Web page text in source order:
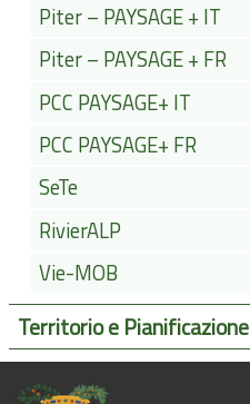
Piter – PAYSAGE + IT
Piter – PAYSAGE + FR
PCC PAYSAGE+ IT
PCC PAYSAGE+ FR
SeTe
RivierALP
Vie-MOB
Territorio e Pianificazione